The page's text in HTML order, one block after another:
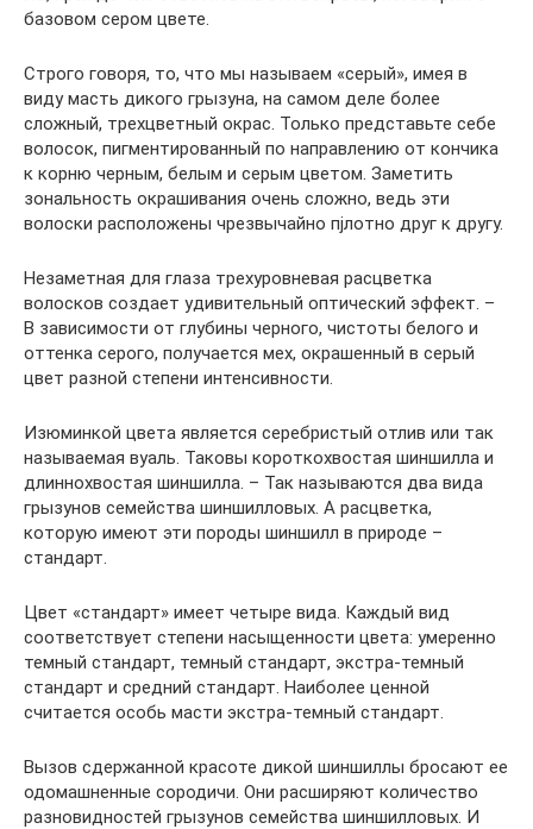
базовом сером цвете.
Строго говоря, то, что мы называем «серый», имея в
виду масть дикого грызуна, на самом деле более
сложный, трехцветный окрас. Только представьте себе
волосок, пигментированный по направлению от кончика
к корню черным, белым и серым цветом. Заметить
зональность окрашивания очень сложно, ведь эти
волоски расположены чрезвычайно пjлотно друг к другу.
Незаметная для глаза трехуровневая расцветка
волосков создает удивительный оптический эффект. –
В зависимости от глубины черного, чистоты белого и
оттенка серого, получается мех, окрашенный в серый
цвет разной степени интенсивности.
Изюминкой цвета является серебристый отлив или так
называемая вуаль. Таковы короткохвостая шиншилла и
длиннохвостая шиншилла. – Так называются два вида
грызунов семейства шиншилловых. А расцветка,
которую имеют эти породы шиншилл в природе –
стандарт.
Цвет «стандарт» имеет четыре вида. Каждый вид
соответствует степени насыщенности цвета: умеренно
темный стандарт, темный стандарт, экстра-темный
стандарт и средний стандарт. Наиболее ценной
считается особь масти экстра-темный стандарт.
Вызов сдержанной красоте дикой шиншиллы бросают ее
одомашненные сородичи. Они расширяют количество
разновидностей грызунов семейства шиншилловых. И